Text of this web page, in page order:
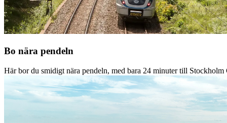
Bo nära pendeln
Här bor du smidigt nära pendeln, med bara 24 minuter till Stockholm